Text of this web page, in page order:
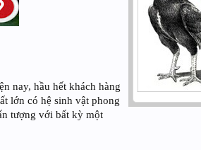
nay, hầu hết khách hàng
lớn có hệ sinh vật phong
tượng với bất kỳ một